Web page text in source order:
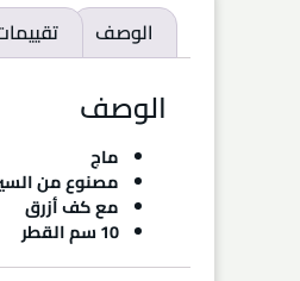
الوصف
الوصف
ماج
مصنوع من
مع كف أزرق
10 سم القطر